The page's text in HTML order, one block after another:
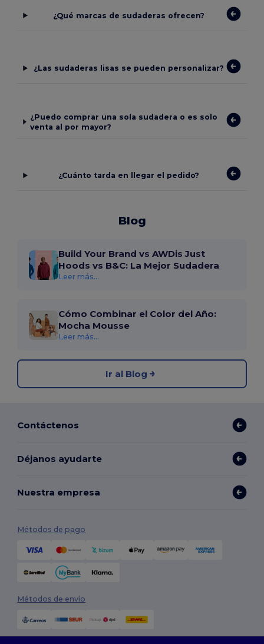
¿Qué marcas de sudaderas ofrecen?
¿Las sudaderas lisas se pueden personalizar?
¿Puedo comprar una sola sudadera o es solo
venta al por mayor?
¿Cuánto tarda en llegar el pedido?
Blog
Build Your Brand vs AWDis Just
Hoods vs B&C: La Mejor Sudadera
Leer más...
Cómo Combinar el Color del Año:
Mocha Mousse
Leer más...
Ir al Blog
Contáctenos
Déjanos ayudarte
Nuestra empresa
Métodos de pago
Métodos de envío